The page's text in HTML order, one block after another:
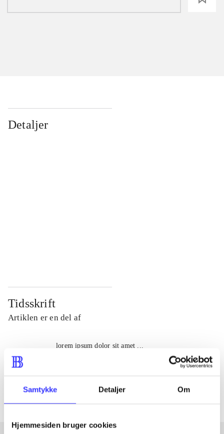
Samtykke Detaljer Om
Hjemmesiden bruger cookies
Detaljer
Tidsskrift
Artiklen er en del af
lorem ipsum dolor sit amet ...